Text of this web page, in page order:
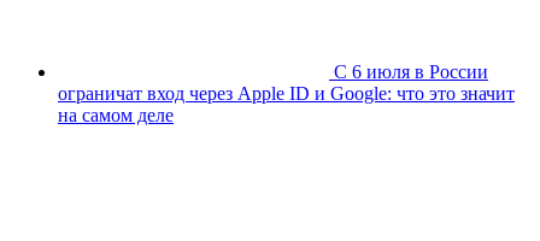
С 6 июля в России
ограничат вход через Apple ID и Google: что это значит
на самом деле